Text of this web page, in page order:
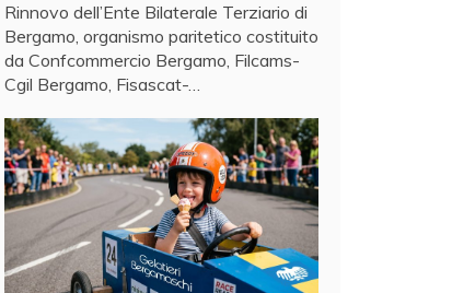
Rinnovo dell’Ente Bilaterale Terziario di
Bergamo, organismo paritetico costituito
da Confcommercio Bergamo, Filcams-
Cgil Bergamo, Fisascat-…